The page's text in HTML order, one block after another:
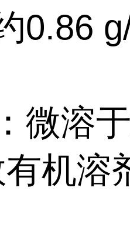
0.86
微溶
机溶